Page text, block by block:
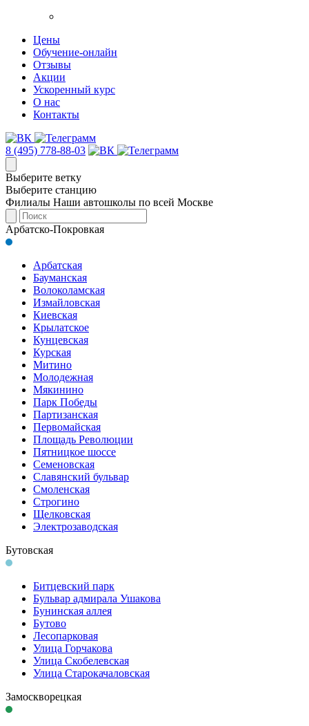
Цены
Обучение-онлайн
Отзывы
Акции
Ускоренный курс
О нас
Контакты
8 (495) 778-88-03
Выберите ветку
Выберите станцию
Филиалы Наши автошколы по всей Москве
Арбатско-Покровкая
Арбатская
Бауманская
Волоколамская
Измайловская
Киевская
Крылатское
Кунцевская
Курская
Митино
Молодежная
Мякинино
Парк Победы
Партизанская
Первомайская
Площадь Революции
Пятницкое шоссе
Семеновская
Славянский бульвар
Смоленская
Строгино
Щелковская
Электро­заводская
Бутовская
Битцевский парк
Бульвар адмирала Ушакова
Бунинская аллея
Бутово
Лесопарковая
Улица Горчакова
Улица Скобелевская
Улица Старокача­ловская
Замоскворецкая